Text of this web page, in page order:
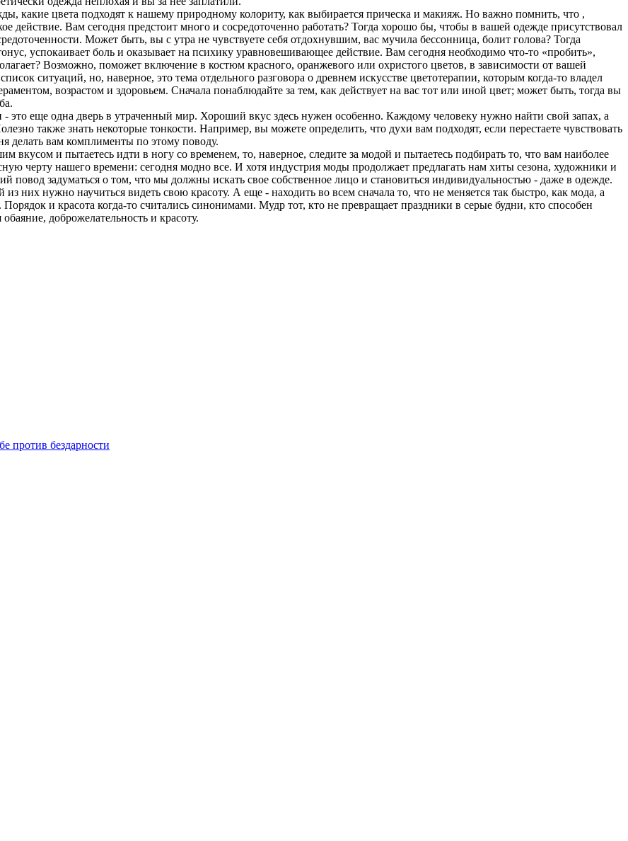
какие цвета подходят к нашему природному колориту, как выбирается прическа и макияж. Но важно помнить, что ,
действие. Вам сегодня предстоит много и сосредоточенно работать? Тогда хорошо бы, чтобы в вашей одежде присутствовал
Может быть, вы с утра не чувствуете себя отдохнувшим, вас мучила бессонница, болит голова? Тогда
успокаивает боль и оказывает на психику уравновешивающее действие. Вам сегодня необходимо что-то «пробить»,
Возможно, поможет включение в костюм красного, оранжевого или охристого цветов, в зависимости от вашей
ситуаций, но, наверное, это тема отдельного разговора о древнем искусстве цветотерапии, которым когда-то владел
возрастом и здоровьем. Сначала понаблюдайте за тем, как действует на вас тот или иной цвет; может быть, тогда вы
еще одна дверь в утраченный мир. Хороший вкус здесь нужен особенно. Каждому человеку нужно найти свой запах, а
также знать некоторые тонкости. Например, вы можете определить, что духи вам подходят, если перестаете чувствовать
делать вам комплименты по этому поводу.
вкусом и пытаетесь идти в ногу со временем, то, наверное, следите за модой и пытаетесь подбирать то, что вам наиболее
черту нашего времени: сегодня модно все. И хотя индустрия моды продолжает предлагать нам хиты сезона, художники и
повод задуматься о том, что мы должны искать свое собственное лицо и становиться индивидуальностью - даже в одежде.
них нужно научиться видеть свою красоту. А еще - находить во всем сначала то, что не меняется так быстро, как мода, а
и красота когда-то считались синонимами. Мудр тот, кто не превращает праздники в серые будни, кто способен
доброжелательность и красоту.
против бездарности